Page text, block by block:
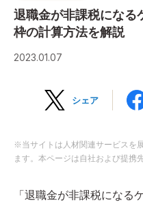
退職金が非課税になる
枠の計算方法を解説
2023.01.07
シェア
※当サイトは人材関連サービスを
ます。本ページは自社および提携
「退職金が非課税になる